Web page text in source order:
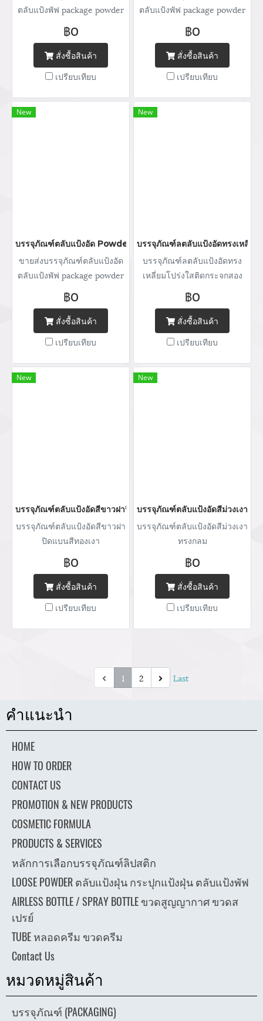
ตลับแป้งพัฟ package powder
กระปุกแป้ง จำหน่ายบรรจุภัณฑ์
เครื่องสำอางทุกประเภท Tel :
(+66) 020 462 506-105
Mobile: 083 828 9246 Email:
marketing@packingroom.com/
sale@packingroom.com/
฿0
สั่งซื้อสินค้า
เปรียบเทียบ
ตลับแป้งพัฟ package powder
กระปุกแป้ง จำหน่ายบรรจุภัณฑ์
เครื่องสำอางทุกประเภท Tel :
(+66) 020 462 506-105
Mobile: 083 828 9246 Email:
marketing@packingroom.com/
sale@packingroom.com/
฿0
สั่งซื้อสินค้า
เปรียบเทียบ
New
บรรจุภัณฑ์ตลับแป้งอัด Powder packaging / powder case ตลับแ
ขายส่งบรรจุภัณฑ์ตลับแป้งอัด
ตลับแป้งพัฟ package powder
กระปุกแป้ง จำหน่ายบรรจุภัณฑ์
เครื่องสำอางทุกประเภท Tel :
(+66) 020 462 506-105
Mobile: 083 828 9246 Email:
marketing@packingroom.com/
sale@packingroom.com/
฿0
สั่งซื้อสินค้า
เปรียบเทียบ
New
บรรจุภัณฑ์ลตลับแป้งอัดทรงเหลี่ยม
บรรจุภัณฑ์ลตลับแป้งอัดทรง
เหลี่ยมโปร่งใสติดกระจกสอง
ซ่องฝาปิดสีขาวครึ่งหนึ่ง
฿0
สั่งซื้อสินค้า
เปรียบเทียบ
New
บรรจุภัณฑ์ตลับแป้งอัดสีขาวฝาปิดแบนสีทองเงา
บรรจุภัณฑ์ตลับแป้งอัดสีขาวฝา
ปิดแบนสีทองเงา
฿0
สั่งซื้อสินค้า
เปรียบเทียบ
New
บรรจุภัณฑ์ตลับแป้งอัดสีม่วงเงาทร
บรรจุภัณฑ์ตลับแป้งอัดสีม่วงเงา
ทรงกลม
฿0
สั่งซื้อสินค้า
เปรียบเทียบ
1 2 Last
คำแนะนำ
HOME
HOW TO ORDER
CONTACT US
PROMOTION & NEW PRODUCTS
COSMETIC FORMULA
PRODUCTS & SERVICES
หลักการเลือกบรรจุภัณฑ์ลิปสติก
LOOSE POWDER ตลับแป้งฝุ่น กระปุกแป้งฝุ่น ตลับแป้งพัฟ
AIRLESS BOTTLE / SPRAY BOTTLE ขวดสูญญากาศ ขวดส
เปรย์
TUBE หลอดครีม ขวดครีม
Contact Us
หมวดหมู่สินค้า
บรรจุภัณฑ์ (PACKAGING)